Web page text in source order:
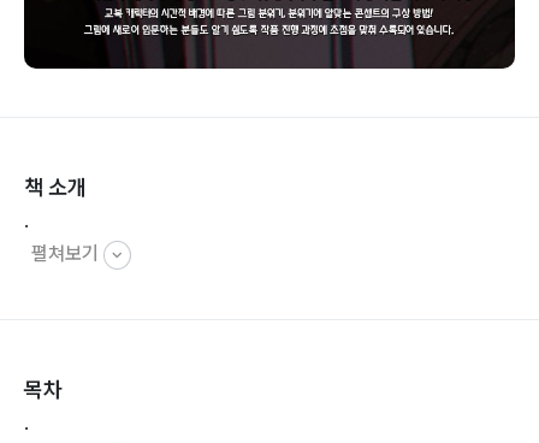
책 소개
.
펼쳐보기
목차
.